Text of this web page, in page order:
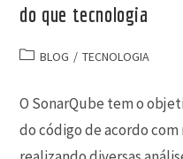
do que tecnologia
BLOG / TECNOLOGIA
O SonarQube tem o
do código de acordo